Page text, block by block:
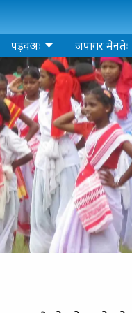
पड़वअः जपागर मेनतेः